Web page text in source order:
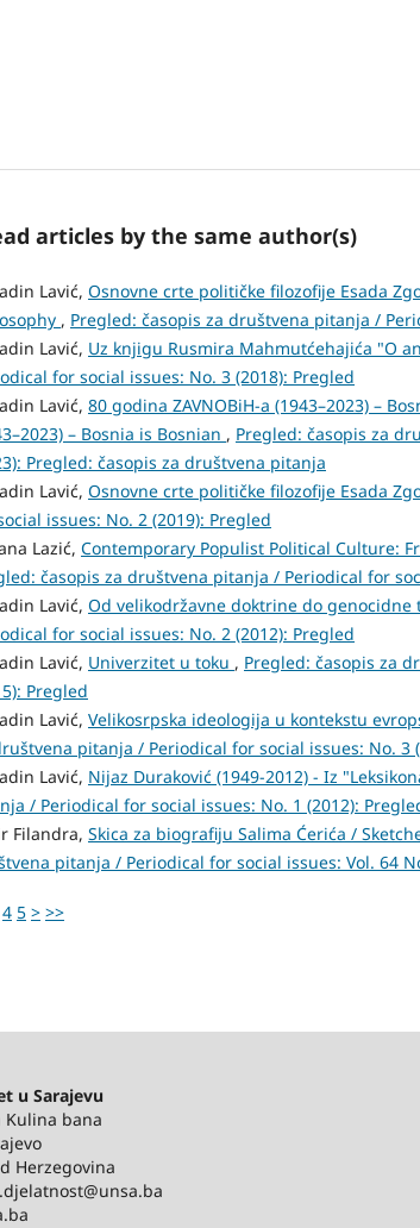
articles by the same author(s)
Lavić, Osnovne crte političke filozofije Esada
, Pregled: časopis za društvena pitanja /
Lavić, Uz knjigu Rusmira Mahmutćehajića "O
for social issues: No. 3 (2018): Pregled
Lavić, 80 godina ZAVNOBiH-a (1943–2023) –
– Bosnia is Bosnian , Pregled: časopis za
Pregled: časopis za društvena pitanja
Lavić, Osnovne crte političke filozofije Esada
issues: No. 2 (2019): Pregled
Lazić, Contemporary Populist Political Culture:
časopis za društvena pitanja / Periodical for
Lavić, Od velikodržavne doktrine do genocidne
for social issues: No. 2 (2012): Pregled
Lavić, Univerzitet u toku , Pregled: časopis za
Pregled
Lavić, Velikosrpska ideologija u kontekstu
pitanja / Periodical for social issues: No. 3
Lavić, Nijaz Duraković (1949-2012) - Iz
/ Periodical for social issues: No. 1 (2012):
Filandra, Skica za biografiju Salima Ćerića /
pitanja / Periodical for social issues: Vol. 64
4 5 > >>
u Sarajevu
bana
Herzegovina